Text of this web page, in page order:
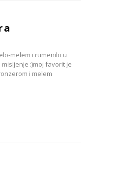
melem i rumenilo u
:)moj favorit je
i melem